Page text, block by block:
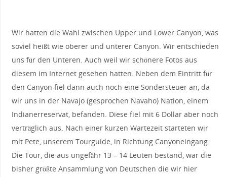
Wir hatten die Wahl zwischen Upper und Lower Canyon, was
soviel heißt wie oberer und unterer Canyon. Wir entschieden
uns für den Unteren. Auch weil wir schönere Fotos aus
diesem im Internet gesehen hatten. Neben dem Eintritt für
den Canyon fiel dann auch noch eine Sondersteuer an, da
wir uns in der Navajo (gesprochen Navaho) Nation, einem
Indianerreservat, befanden. Diese fiel mit 6 Dollar aber noch
verträglich aus. Nach einer kurzen Wartezeit starteten wir
mit Pete, unserem Tourguide, in Richtung Canyoneingang.
Die Tour, die aus ungefähr 13 – 14 Leuten bestand, war die
bisher größte Ansammlung von Deutschen die wir hier